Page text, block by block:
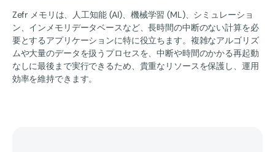
Zefr メモリは、人工知能 (AI)、機械学習 (ML)、シミュレーショ
ン、インメモリデータベースなど、長時間の中断のない計算を必
要とするアプリケーションに特に役立ちます。複雑なアルゴリズ
ムや大量のデータを扱うプロセスを、中断や時間のかかる再起動
なしに最後まで実行できるため、貴重なリソースを保護し、運用
効率を維持できます。